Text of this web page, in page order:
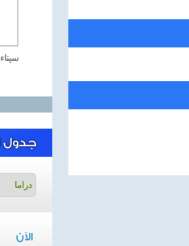
سيناء 2018 العملية
جدول
الآن